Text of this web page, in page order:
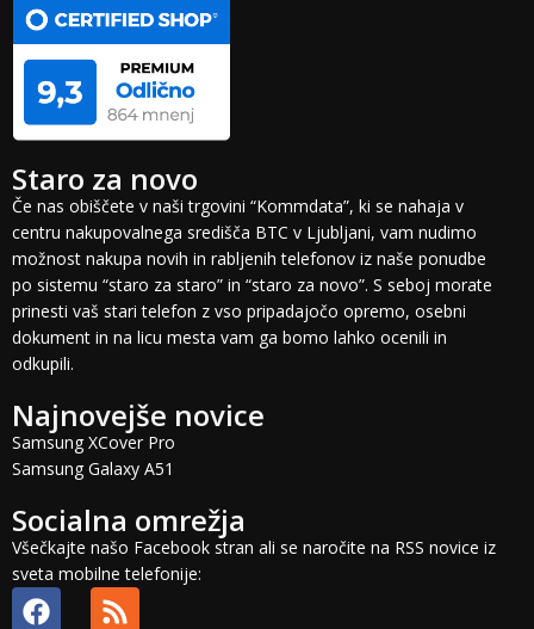
Staro za novo
Če nas obiščete v naši trgovini “Kommdata”, ki se nahaja v
centru nakupovalnega središča BTC v Ljubljani, vam nudimo
možnost nakupa novih in rabljenih telefonov iz naše ponudbe
po sistemu “staro za staro” in “staro za novo”. S seboj morate
prinesti vaš stari telefon z vso pripadajočo opremo, osebni
dokument in na licu mesta vam ga bomo lahko ocenili in
odkupili.
Najnovejše novice
Samsung XCover Pro
Samsung Galaxy A51
Socialna omrežja
Všečkajte našo Facebook stran ali se naročite na RSS novice iz
sveta mobilne telefonije: